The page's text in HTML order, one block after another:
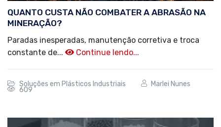
QUANTO CUSTA NÃO COMBATER A ABRASÃO NA
MINERAÇÃO?
Paradas inesperadas, manutenção corretiva e troca
constante de...
Continue lendo...
Soluções em Plásticos Industriais Marlei Nunes
609